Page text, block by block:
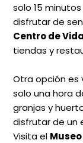
solo 15
disfrutar de
Centro de
tiendas y
Otra opción es
solo una hora
granjas y
disfrutar de un
Visita el